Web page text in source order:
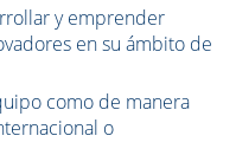
y emprender
en su ámbito de
como de manera
o